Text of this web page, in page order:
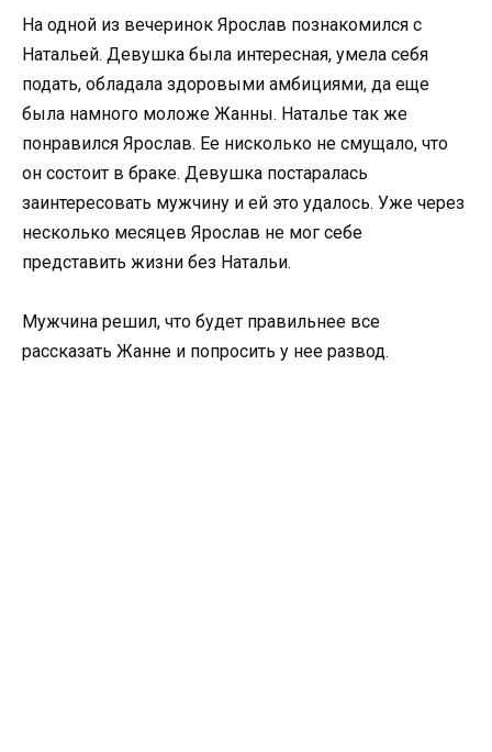
На одной из вечеринок Ярослав познакомился с
Натальей. Девушка была интересная, умела себя
подать, обладала здоровыми амбициями, да еще
была намного моложе Жанны. Наталье так же
понравился Ярослав. Ее нисколько не смущало, что
он состоит в браке. Девушка постаралась
заинтересовать мужчину и ей это удалось. Уже через
несколько месяцев Ярослав не мог себе
представить жизни без Натальи.
Мужчина решил, что будет правильнее все
рассказать Жанне и попросить у нее развод.